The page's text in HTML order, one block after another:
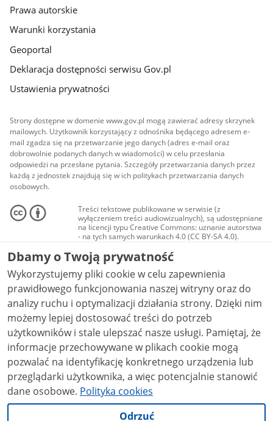
Prawa autorskie
Warunki korzystania
Geoportal
Deklaracja dostępności serwisu Gov.pl
Ustawienia prywatności
Strony dostępne w domenie www.gov.pl mogą zawierać adresy skrzynek
mailowych. Użytkownik korzystający z odnośnika będącego adresem e-
mail zgadza się na przetwarzanie jego danych (adres e-mail oraz
dobrowolnie podanych danych w wiadomości) w celu przesłania
odpowiedzi na przesłane pytania. Szczegóły przetwarzania danych przez
każdą z jednostek znajdują się w ich politykach przetwarzania danych
osobowych.
Treści tekstowe publikowane w serwisie (z
wyłączeniem treści audiowizualnych), są udostępniane
na licencji typu Creative Commons: uznanie autorstwa
- na tych samych warunkach 4.0 (CC BY-SA 4.0).
Materiały audiowizualne, w tym zdjęcia, materiały
audio i wideo, są udostępniane na licencji typu
Creative Commons: uznanie autorstwa użycie
niekomercyjne - bez utworów zależnych 4.0 (CC BY-
NC-ND 4.0), o ile nie jest to stwierdzone inaczej.
Dbamy o Twoją prywatność
Wykorzystujemy pliki cookie w celu zapewnienia
prawidłowego funkcjonowania naszej witryny oraz do
analizy ruchu i optymalizacji działania strony. Dzięki nim
możemy lepiej dostosować treści do potrzeb
użytkowników i stale ulepszać nasze usługi. Pamiętaj, że
informacje przechowywane w plikach cookie mogą
pozwalać na identyfikację konkretnego urządzenia lub
przeglądarki użytkownika, a więc potencjalnie stanowić
dane osobowe. Polityka cookies
Odrzuć